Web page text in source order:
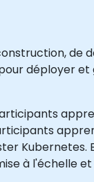
de
déployer
Kubernetes.
à l'échelle